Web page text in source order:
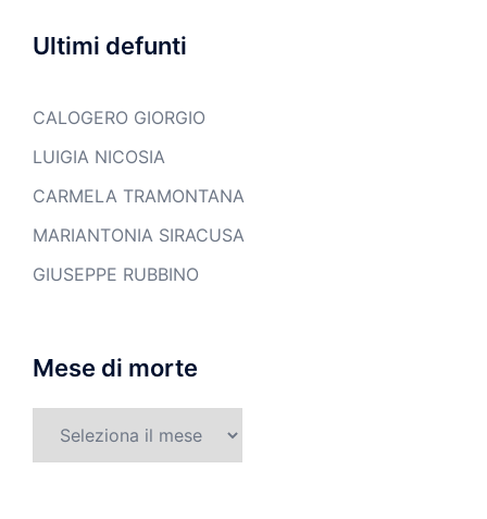
Ultimi defunti
CALOGERO GIORGIO
LUIGIA NICOSIA
CARMELA TRAMONTANA
MARIANTONIA SIRACUSA
GIUSEPPE RUBBINO
Mese di morte